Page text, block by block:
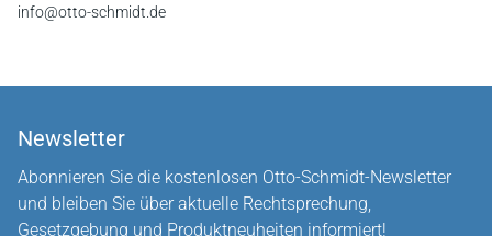
info@otto-schmidt.de
Newsletter
Abonnieren Sie die kostenlosen Otto-Schmidt-Newsletter
und bleiben Sie über aktuelle Rechtsprechung,
Gesetzgebung und Produktneuheiten informiert!